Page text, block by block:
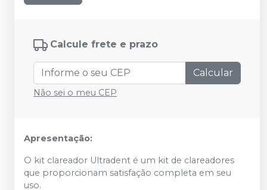
Calcule frete e prazo
Calcular
Não sei o meu CEP
Apresentação:
O kit clareador Ultradent é um kit de clareadores
que proporcionam satisfação completa em seu
uso.